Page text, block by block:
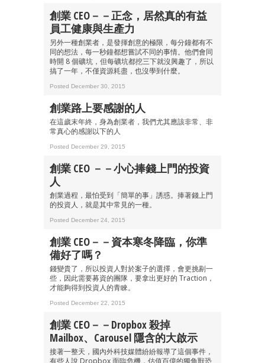
創業 CEO－－正念，居然真的有益
員工健康與生產力
另外一種創業者，是發揮創意的極限，每分鐘都有不
同的想法，每一秒鐘都想嘗試不同的事情。他們會同
時開 8 個礦坑，但每礦坑都挖三下就沒興趣了，所以
搞了一年，不僅資源耗盡，也沒學到什麼。
Posted December 30, 2015
創業路上要感謝的人
在這歲末年終，身為創業者，我們尤其應該非常、非
常真心的感謝以下的人
Posted December 29, 2015
創業 CEO －－小心捧錢上門的投資
人
創業過程，最怕受到「簡單的事」誘惑。捧著錢上門
的投資人，就是其中常見的一種。
Posted December 24, 2015
創業 CEO－－資本寒冬降臨，你準
備好了嗎？
錢變貴了，所以投資人對於案子的選擇，會更挑剔一
些，因此需要募資的團隊，要拿出更好的 Traction，
才能夠得到投資人的青睞。
Posted December 22, 2015
創業 CEO－－Dropbox 殺掉
Mailbox、Carousel 隱含的大啟示
接著一整天，國內外科技媒體紛紛報導了這個事件，
有些人說 Dropbox 面臨危機，估值百億的獨角獸恐
成為 EJ Tech 會員